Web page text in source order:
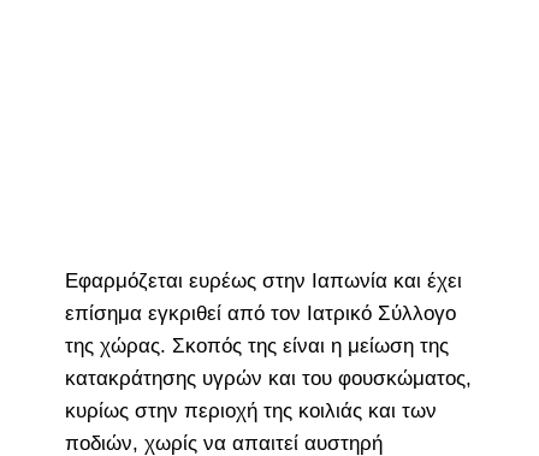
Εφαρμόζεται ευρέως στην Ιαπωνία και έχει
επίσημα εγκριθεί από τον Ιατρικό Σύλλογο
της χώρας. Σκοπός της είναι η μείωση της
κατακράτησης υγρών και του φουσκώματος,
κυρίως στην περιοχή της κοιλιάς και των
ποδιών, χωρίς να απαιτεί αυστηρή